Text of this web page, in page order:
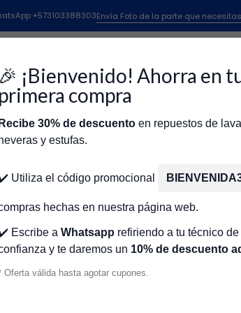
🎉 ¡Bienvenido! Ahorra en
primera compra
Recibe 30% de descuento en repuestos de
y estufas.
Utiliza el código promocional
hechas en nuestra página web.
Escribe a Whatsapp refiriendo a tu técnico de
y te daremos un 10% de descuento
Oferta válida hasta agotar cupones.
+573103388303Envía Foto de la parte que
Para Neveras Repuestos Nevera General Electric
Filtros Nevera General
GENERAL
$204.000 COP
GENERAL
FILTRO DE AGUA PARA
ELECTRIC CR220009